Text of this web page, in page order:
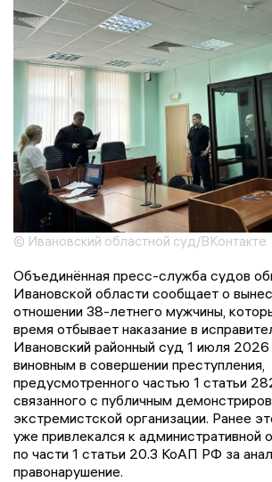
© Ивановский областной суд/ВКонтакте
Объединённая пресс-служба судов
Ивановской области сообщает о
отношении 38-летнего мужчины,
время отбывает наказание в
Ивановский районный суд 1 июля 2026
виновным в совершении преступления,
предусмотренного частью 1 статьи
связанного с публичным
экстремистской организации. Ранее
уже привлекался к административной
по части 1 статьи 20.3 КоАП РФ за
правонарушение.